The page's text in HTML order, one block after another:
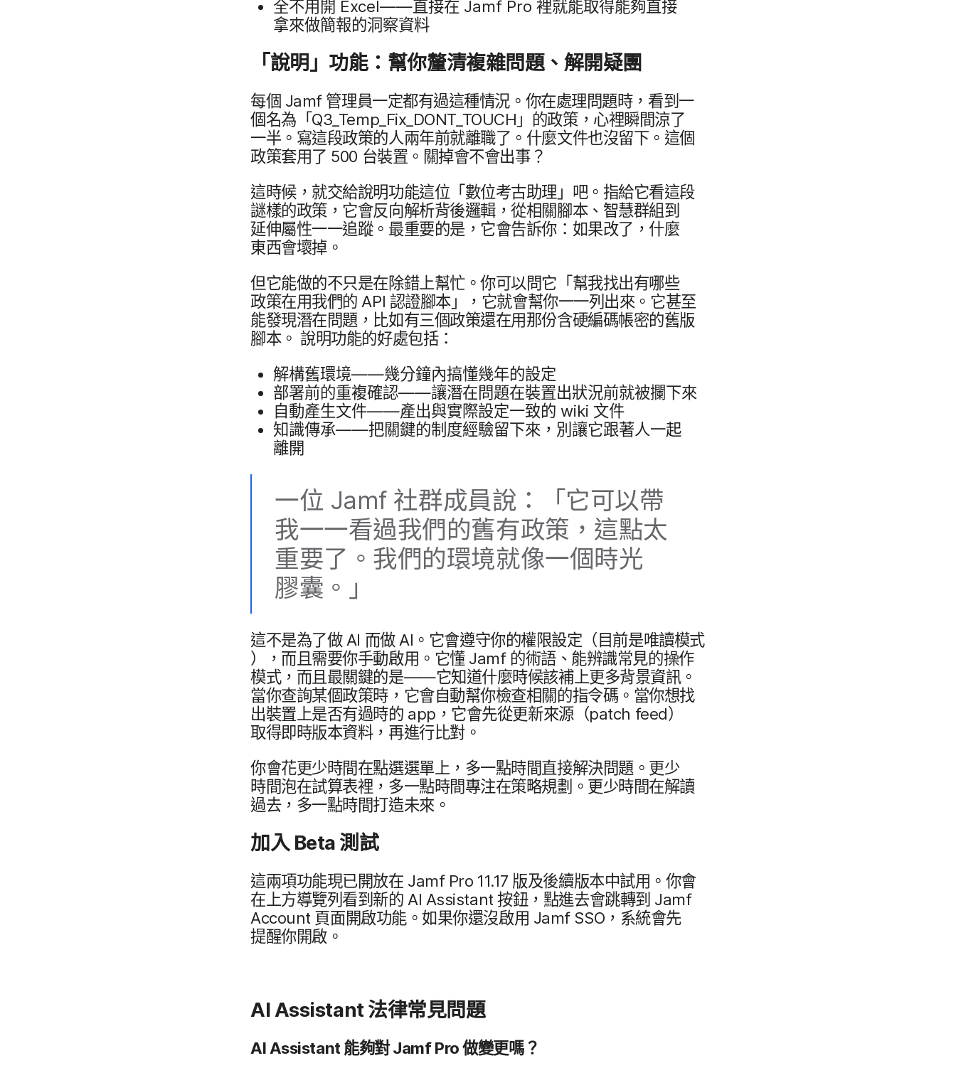
全​不用​開 Excel——​直接​在 Jamf Pro 裡​就​能​取得​能夠​直接​
拿來​做​簡報​的​洞察​資料
「說明」​功能：​幫你​釐清​複雜​問題、​解開疑團
每​個 Jamf 管理員​一定​都​有​過​這​種​情況。​你​在​處理​問題​時，​看到​一​
個​名為​「Q3_Temp_Fix_DONT_TOUCH 」​的​政策，​心​裡​瞬間​涼​了​
一半。​寫​這​段​政策​的​人​兩​年​前​就​離職​了。​什麼​文件​也​沒留下。​這​個​
政策​套用​了 500 台​裝置。​關掉會​不會​出事？
這​時​候，​就​交給​說明​功能​這​位​「數​位​考古助理」​吧。​指給​它​看​這​段​
謎樣​的​政策，​它會​反向​解析背​後​邏輯，​從​相關​腳本、​智慧群組​到​
延伸屬性​一一​追蹤。​最​重要​的​是，​它會​告訴​你：​如果​改了，​什麼​
東西會​壞掉。
但​它​能​做​的​不​只是​在​除錯​上​幫忙。​你​可以​問它​「幫​我​找出​有​哪些​
政策​在​用​我們​的 API 認證​腳本」，​它​就​會​幫你​一一​列​出來。​它​甚至​
能​發現​潛在​問題，​比如​有​三​個​政策​還​在​用​那份​含硬​編碼​帳密​的​舊版​
腳本。 說明​功能​的​好處​包括：
解構舊​環境​——​幾​分鐘​內​搞​懂​幾​年​的​設定
部​署​前​的​重複​確認​—​—​讓​潛在​問題​在​裝置​出​狀況​前​就​被​攔下​來
自動產生​文件​——​產出​與​實際​設定​一致​的 wiki 文件
知識​傳承—​—​把​關鍵​的​制度​經驗​留下來，​別​讓​它​跟​著人​一起​
離開
一​位 Jamf 社群成員​說：​「它​可以​帶​
我​一一​看​過​我們​的​舊有​政策，​這​點​太​
重要​了。​我們​的​環境​就​像​一​個​時​光​
膠囊。​」
這​不​是​為了​做AI 而​做AI 。​它會​遵守你​的​權限​設定​（​目前​是​唯讀​模式​
），​而且​需要​你​手動​啟用。​它​懂Jamf 的​術語、​能​辨識​常見​的​操作​
模式，​而且​最​關鍵​的​是​——​它​知道​什麼​時​候​該​補​上​更多​背景​資訊。​
當你​查詢​某​個​政策​時，​它會​自動​幫你​檢查​相關​的​指令​碼。​當你​想​找​
出​裝置​上​是否​有​過時​的 app ，​它會​先​從​更​新​來源（patch feed）​
取得即​時版​本​資料，​再​進行​比對。
你​會​花​更少​時間​在​點選選​單​上，​多​一點​時間​直接​解決​問題。​更少​
時間​泡​在​試算​表裡，​多​一點​時間​專注​在​策略​規劃。​更少​時間​在​解讀​
過去，​多​一點​時間​打造​未來。
加入 Beta 測試
這​兩​項​功​能​現​已​開放​在 Jamf Pro 11.17 版​及​後續​版​本​中​試用。​你會​
在​上​方​導覽列​看到​新​的 AI Assistant按鈕，​點進去​會​跳​轉到 Jamf
Account 頁面​開啟​功能。​如果​你​還​沒​啟用 Jamf SSO ，​系統​會​先​
提醒​你​開啟。
AI Assistant 法律常見​問題
AI Assistant 能夠​對Jamf Pro做變​更​嗎？